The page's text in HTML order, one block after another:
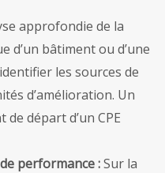
approfondie de la
d’un bâtiment ou d’une
les sources de
d’amélioration. Un
départ d’un CPE
performance :Sur la